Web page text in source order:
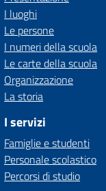
I luoghi
Le persone
I numeri della scuola
Le carte della scuola
Organizzazione
La storia
I servizi
Famiglie e studenti
Personale scolastico
Percorsi di studio